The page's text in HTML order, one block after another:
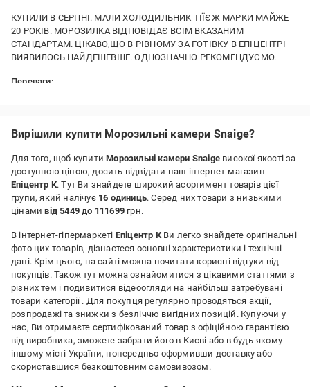
КУПИЛИ В СЕРПНІ. МАЛИ ХОЛОДИЛЬНИК ТІЇЄЖ МАРКИ МАЙЖЕ
20 РОКІВ. МОРОЗИЛКА ВІДПОВІДАЄ ВСІМ ВКАЗАНИМ
СТАНДАРТАМ. ЦІКАВО,ЩО В РІВНОМУ ЗА ГОТІВКУ В ЕПІЦЕНТРІ
ВИЯВИЛОСЬ НАЙДЕШЕВШЕ. ОДНОЗНАЧНО РЕКОМЕНДУЄМО.
Переваги:
НА РАЗІ,ВІДСУТІ.
Вирішили купити Морозильні камери Snaige?
Для того, щоб купитиМорозильні камери Snaige високої якості за
доступною ціною, досить відвідати наш інтернет-магазин
Епіцентр К. Тут Ви знайдете широкий асортимент товарів цієї
групи, який налічує 16 одиниць. Серед них товари з низькими
цінамивід 5449 до 111699 грн.
В інтернет-гіпермаркеті Епіцентр КВи легко знайдете оригінальні
фото цих товарів, дізнаєтеся основні характеристики і технічні
дані. Крім цього, на сайті можна почитати корисні відгуки від
покупців. Також тут можна ознайомитися з цікавими статтями з
різних тем і подивитися відеоогляди на найбільш затребувані
товари категорії . Для покупця регулярно проводяться акції,
розпродажі та знижки з безліччю вигідних позицій. Купуючи у
нас, Ви отримаєте сертифікований товар з офіційною гарантією
від виробника, зможете забрати його в Києві або в будь-якому
іншому місті України, попередньо оформивши доставку або
скориставшися безкоштовним самовивозом.